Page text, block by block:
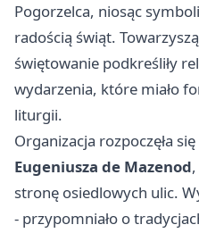
Pogorzelca, niosąc
radością świąt.
świętowanie podkreśliły
wydarzenia, które miało
liturgii.
Organizacja rozpoczęła
Eugeniusza de Mazenod
stronę osiedlowych ulic.
- przypomniało o